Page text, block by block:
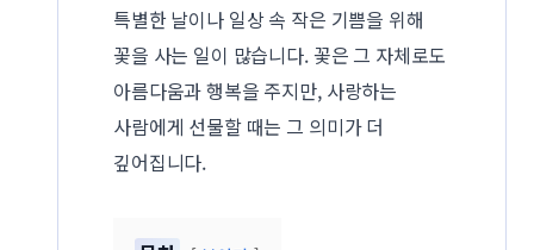
특별한 날이나 일상 속 작은 기쁨을 위해
꽃을 사는 일이 많습니다. 꽃은 그 자체로도
아름다움과 행복을 주지만, 사랑하는
사람에게 선물할 때는 그 의미가 더
깊어집니다.